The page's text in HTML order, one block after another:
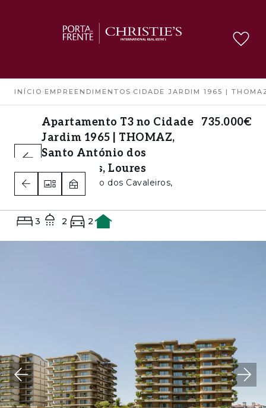
INÍCIO › EMPREENDIMENTOS ›CIDADE JARDIM 1965 |
Apartamento T3 no Cidade
Jardim 1965 | THOMAZ,
Santo António dos
Cavaleiros, Loures
Santo António dos Cavaleiros,
Loures
735.000€
3 2 2